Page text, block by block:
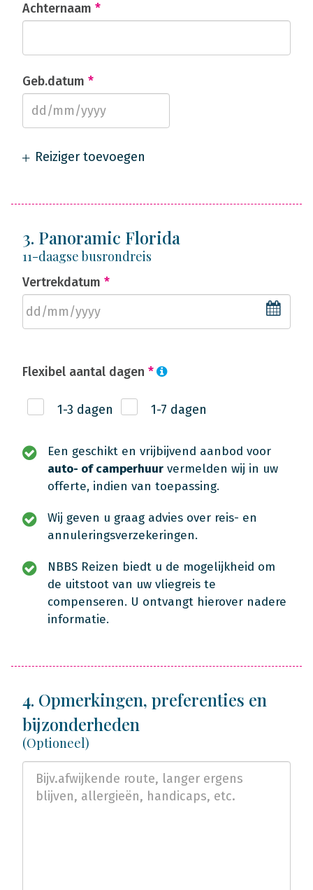
Achternaam *
Geb.datum *
Reiziger toevoegen
3. Panoramic Florida
11-daagse busrondreis
Vertrekdatum *
Flexibel aantal dagen *
1-3 dagen 1-7 dagen
Een geschikt en vrijbijvend aanbod voor
auto- of camperhuur vermelden wij in uw
offerte, indien van toepassing.
Wij geven u graag advies over reis- en
annuleringsverzekeringen.
NBBS Reizen biedt u de mogelijkheid om
de uitstoot van uw vliegreis te
compenseren. U ontvangt hierover nadere
informatie.
4. Opmerkingen, preferenties en
bijzonderheden
(Optioneel)